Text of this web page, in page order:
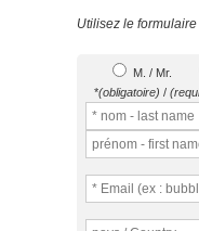
Utilisez le
M. / Mr.
*(obligatoire) /